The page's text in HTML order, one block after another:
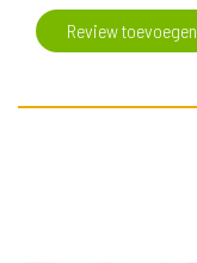
Review toevoegen